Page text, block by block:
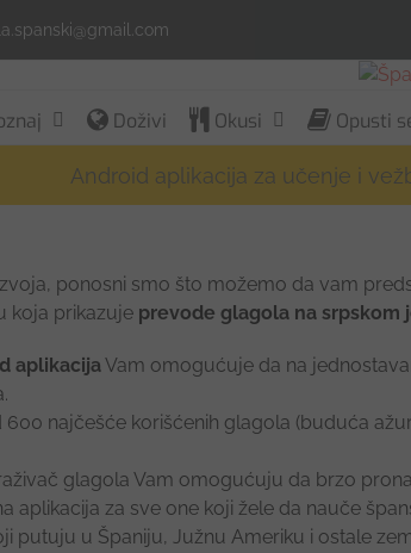
Doživi Okusi Opusti
Android aplikacija za učenje i
ponosni smo što možemo da vam
koja prikazuje prevode glagola na srpskom
aplikacijaVam omogućuje da na
600 najčešće korišćenih glagola (buduća
glagola Vam omogućuju da brzo
aplikacija za sve one koji žele da nauče
putuju u Španiju, Južnu Ameriku i ostale